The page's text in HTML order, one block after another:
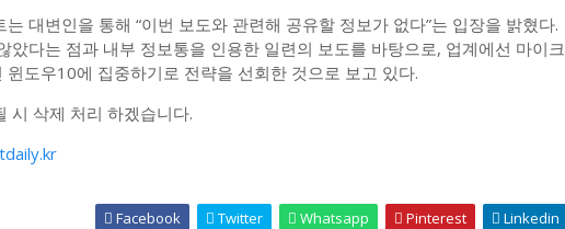
대변인을 통해 “이번 보도와 관련해 공유할 정보가 없다”는 입장을 밝혔다.
았다는 점과 내부 정보통을 인용한 일련의 보도를 바탕으로, 업계에선 마이크
윈도우10에 집중하기로 전략을 선회한 것으로 보고 있다.
시 삭제 처리 하겠습니다.
Facebook Twitter Whatsapp Pinterest Linkedin